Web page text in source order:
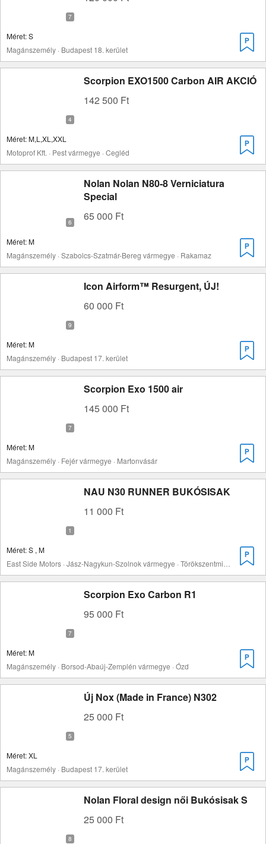
Méret: S
Magánszemély · Budapest 18. kerület
Scorpion EXO1500 Carbon AIR AKCIÓ
142 500 Ft
Méret: M,L,XL,XXL
Motoprof Kft. · Pest vármegye · Cegléd
Nolan Nolan N80-8 Verniciatura
Special
65 000 Ft
Méret: M
Magánszemély · Szabolcs-Szatmár-Bereg vármegye · Rakamaz
Icon Airform™ Resurgent, ÚJ!
60 000 Ft
Méret: M
Magánszemély · Budapest 17. kerület
Scorpion Exo 1500 air
145 000 Ft
Méret: M
Magánszemély · Fejér vármegye · Martonvásár
NAU N30 RUNNER BUKÓSISAK
11 000 Ft
Méret: S , M
Scorpion Exo Carbon R1
95 000 Ft
Méret: M
Magánszemély · Borsod-Abaúj-Zemplén vármegye · Ózd
Új Nox (Made in France) N302
25 000 Ft
Méret: XL
Magánszemély · Budapest 17. kerület
Nolan Floral design női Bukósisak S
25 000 Ft